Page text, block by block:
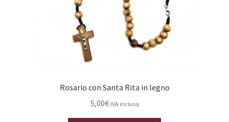
Rosario con Santa Rita in legno
5,00€ IVA inclusa